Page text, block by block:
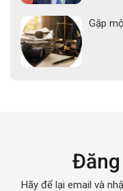
Gặp
Đăng
Hãy để lại email và